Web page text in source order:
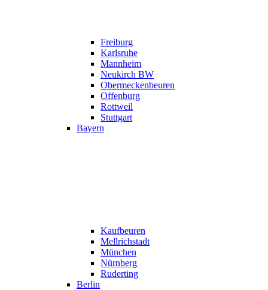
Freiburg
Karlsruhe
Mannheim
Neukirch BW
Obermeckenbeuren
Offenburg
Rottweil
Stuttgart
Bayern
Kaufbeuren
Mellrichstadt
München
Nürnberg
Ruderting
Berlin